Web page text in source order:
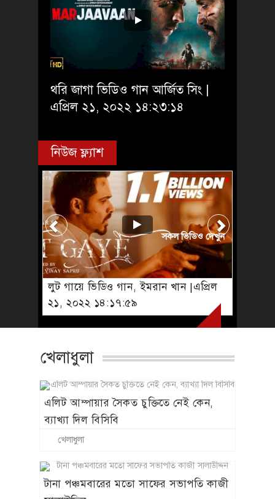
থরি জাগা ভিডিও গান আর্জিত সিং |
এপ্রিল ২১, ২০২২ ১৪:২৩:১৪
নিউজ ফ্ল্যাশ
লুট গায়ে ভিডিও গান, ইমরান খান |এপ্রিল
২১, ২০২২ ১৪:১৭:৫৯
সকল ভিডিও দেখুন
খেলাধুলা
এলিট আম্পায়ার সৈকত চুক্তিতে নেই কেন,
ব্যাখ্যা দিল বিসিবি
খেলাধুলা
টানা পঞ্চমবারের মতো সাফের সভাপতি কাজী